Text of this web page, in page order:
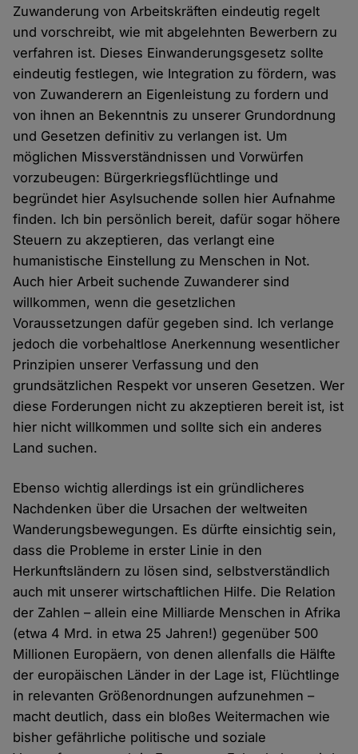
Zuwanderung von Arbeitskräften eindeutig regelt
und vorschreibt, wie mit abgelehnten Bewerbern zu
verfahren ist. Dieses Einwanderungsgesetz sollte
eindeutig festlegen, wie Integration zu fördern, was
von Zuwanderern an Eigenleistung zu fordern und
von ihnen an Bekenntnis zu unserer Grundordnung
und Gesetzen definitiv zu verlangen ist. Um
möglichen Missverständnissen und Vorwürfen
vorzubeugen: Bürgerkriegsflüchtlinge und
begründet hier Asylsuchende sollen hier Aufnahme
finden. Ich bin persönlich bereit, dafür sogar höhere
Steuern zu akzeptieren, das verlangt eine
humanistische Einstellung zu Menschen in Not.
Auch hier Arbeit suchende Zuwanderer sind
willkommen, wenn die gesetzlichen
Voraussetzungen dafür gegeben sind. Ich verlange
jedoch die vorbehaltlose Anerkennung wesentlicher
Prinzipien unserer Verfassung und den
grundsätzlichen Respekt vor unseren Gesetzen. Wer
diese Forderungen nicht zu akzeptieren bereit ist, ist
hier nicht willkommen und sollte sich ein anderes
Land suchen.
Ebenso wichtig allerdings ist ein gründlicheres
Nachdenken über die Ursachen der weltweiten
Wanderungsbewegungen. Es dürfte einsichtig sein,
dass die Probleme in erster Linie in den
Herkunftsländern zu lösen sind, selbstverständlich
auch mit unserer wirtschaftlichen Hilfe. Die Relation
der Zahlen – allein eine Milliarde Menschen in Afrika
(etwa 4 Mrd. in etwa 25 Jahren!) gegenüber 500
Millionen Europäern, von denen allenfalls die Hälfte
der europäischen Länder in der Lage ist, Flüchtlinge
in relevanten Größenordnungen aufzunehmen –
macht deutlich, dass ein bloßes Weitermachen wie
bisher gefährliche politische und soziale